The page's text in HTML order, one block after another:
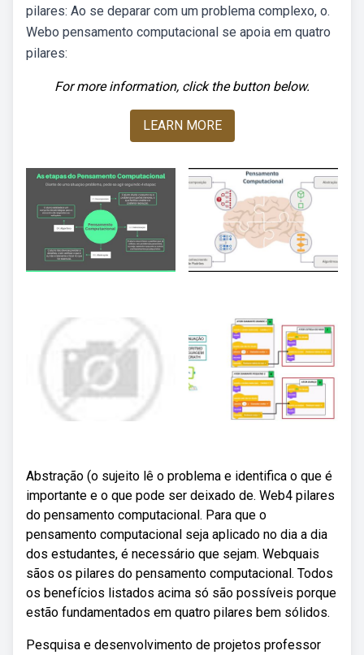
pilares: Ao se deparar com um problema complexo, o.
Webo pensamento computacional se apoia em quatro
pilares:
For more information, click the button below.
LEARN MORE
Abstração (o sujeito lê o problema e identifica o que é
importante e o que pode ser deixado de. Web4 pilares
do pensamento computacional. Para que o
pensamento computacional seja aplicado no dia a dia
dos estudantes, é necessário que sejam. Webquais
sãos os pilares do pensamento computacional. Todos
os benefícios listados acima só são possíveis porque
estão fundamentados em quatro pilares bem sólidos.
Pesquisa e desenvolvimento de projetos professor